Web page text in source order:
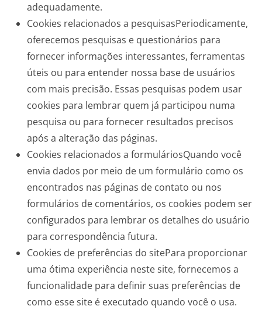
adequadamente.
Cookies relacionados a pesquisasPeriodicamente,
oferecemos pesquisas e questionários para
fornecer informações interessantes, ferramentas
úteis ou para entender nossa base de usuários
com mais precisão. Essas pesquisas podem usar
cookies para lembrar quem já participou numa
pesquisa ou para fornecer resultados precisos
após a alteração das páginas.
Cookies relacionados a formuláriosQuando você
envia dados por meio de um formulário como os
encontrados nas páginas de contato ou nos
formulários de comentários, os cookies podem ser
configurados para lembrar os detalhes do usuário
para correspondência futura.
Cookies de preferências do sitePara proporcionar
uma ótima experiência neste site, fornecemos a
funcionalidade para definir suas preferências de
como esse site é executado quando você o usa.